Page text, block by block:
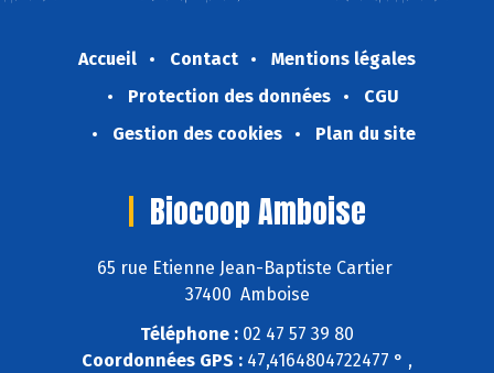
Accueil Contact
Mentions légales
Protection des données
CGU
Gestion des cookies
Plan du site
Biocoop Amboise
65 rue Etienne Jean-Baptiste Cartier
37400 Amboise
Téléphone : 02 47 57 39 80
Coordonnées GPS : 47,4164804722477 ° ,